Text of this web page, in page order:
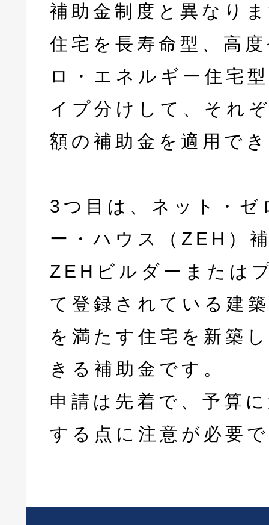
補助金制度と異なり
住宅を長寿命型、高
ロ・エネルギー住宅
イプ分けして、それ
額の補助金を適用で
3つ目は、ネット・ゼ
ー・ハウス（ZEH）
ZEHビルダーまたは
て登録されている建
を満たす住宅を新築
きる補助金です。
申請は先着で、予算
する点に注意が必要